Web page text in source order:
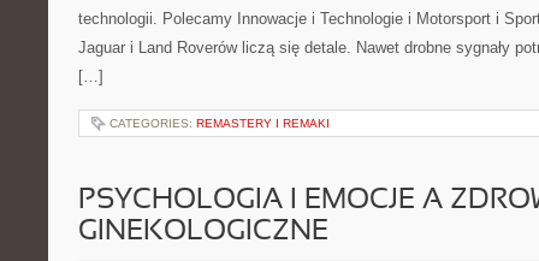
technologii. Polecamy Innowacje i Technologie i Motorsport i
Jaguar i Land Roverów liczą się detale. Nawet drobne sygnały
[…]
CATEGORIES: REMASTERY I REMAKI
PSYCHOLOGIA I EMOCJE A
GINEKOLOGICZNE